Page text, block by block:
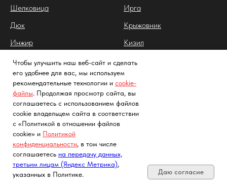
Шелковица
Дюк
Инжир
Ирга
Крыжовник
Кизил
Клюква
Облепиха
Йошта
Арония
Лимонник китайский
Чтобы улучшить наш веб-сайт и сделать
его удобнее для вас, мы используем
рекомендательные технологии и cookie-
файлы. Продолжая просмотр сайта, вы
соглашаетесь с использованием файлов
cookie владельцем сайта в соответствии
с «Политикой в отношении файлов
cookie» и Политикой
конфиденциальности, в том числе
соглашаетесь на передачу данных,
третьим лицам (Яндекс Метрика),
указанных в Политике.
Даю согласие